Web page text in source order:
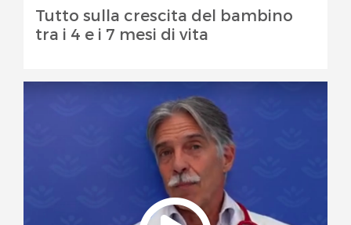
Tutto sulla crescita del bambino
tra i 4 e i 7 mesi di vita